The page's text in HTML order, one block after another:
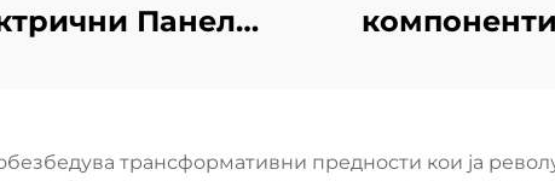
Панели
компоненти
трансформативни предности кои ја